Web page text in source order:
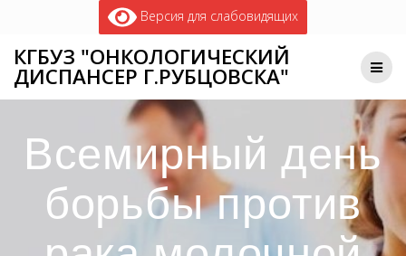
Версия для слабовидящих
КГБУЗ "ОНКОЛОГИЧЕСКИЙ
ДИСПАНСЕР Г.РУБЦОВСКА"
Всемирный день
борьбы против